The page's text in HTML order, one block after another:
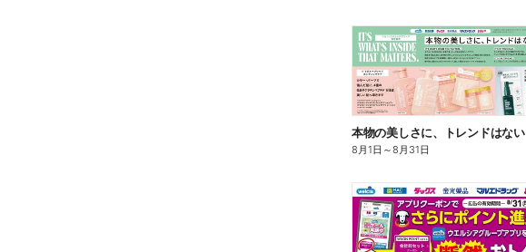
本物の美しさに、トレンドはない
8月1日 ～8月31日